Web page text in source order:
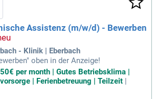
Assistenz (m/w/d) - Bewerben
- Klinik | Eberbach
oben in der Anzeige!
per month | Gutes Betriebsklima |
| Ferienbetreuung | Teilzeit